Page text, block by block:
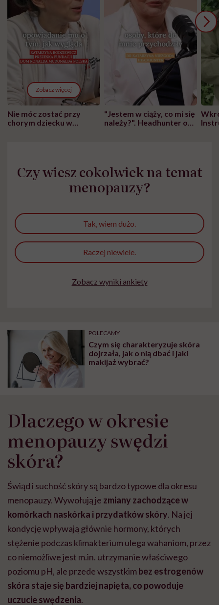
Zobacz więcej
Nie móc zostać przy
chorym dziecku w
wyobraźni"
"Jestem w ciąży, co mi się
należy?". Headhunter o
Czy wiesz cokolwiek na temat
menopauzy?
Tak, wiem dużo.
Raczej niewiele.
Zobacz wyniki ankiety
POLECAMY
Czym się charakteryzuje skóra
dojrzała, jak o nią dbać i jaki
makijaż wybrać?
Dlaczego w okresie
menopauzy swędzi
skóra?
Świąd i suchość skóry są bardzo typowe dla okresu
menopauzy. Wywołują je zmiany zachodzące w
komórkach naskórka i przydatków skóry. Na jej
kondycję wpływają głównie hormony, których
stężenie podczas klimakterium ulega wahaniom, przez
co niemożliwe jest m.in. utrzymanie właściwego
poziomu pH, ale przede wszystkimbez estrogenów
skóra staje się bardziej napięta, co powoduje
uczucie swędzenia.